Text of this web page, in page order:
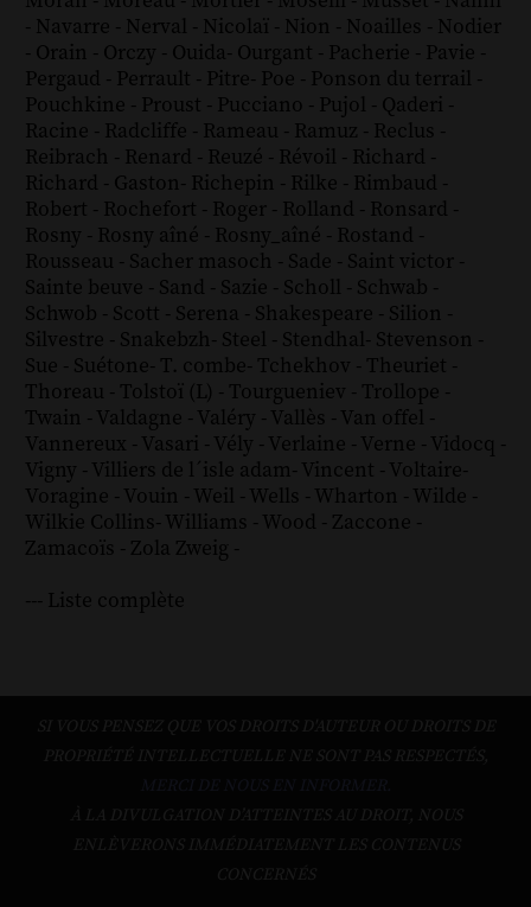
- Navarre - Nerval - Nicolaï - Nion - Noailles - Nodier
- Orain - Orczy - Ouida- Ourgant - Pacherie - Pavie -
Pergaud - Perrault - Pitre- Poe - Ponson du terrail -
Pouchkine - Proust - Pucciano - Pujol - Qaderi -
Racine - Radcliffe - Rameau - Ramuz - Reclus -
Reibrach - Renard - Reuzé - Révoil - Richard -
Richard - Gaston- Richepin - Rilke - Rimbaud -
Robert - Rochefort - Roger - Rolland - Ronsard -
Rosny - Rosny aîné - Rosny_aîné - Rostand -
Rousseau - Sacher masoch - Sade - Saint victor -
Sainte beuve - Sand - Sazie - Scholl - Schwab -
Schwob - Scott - Serena - Shakespeare - Silion -
Silvestre - Snakebzh- Steel - Stendhal- Stevenson -
Sue - Suétone- T. combe- Tchekhov - Theuriet -
Thoreau - Tolstoï (L) - Tourgueniev - Trollope -
Twain - Valdagne - Valéry - Vallès - Van offel -
Vannereux - Vasari - Vély - Verlaine - Verne - Vidocq -
Vigny - Villiers de l´isle adam- Vincent - Voltaire-
Voragine - Vouin - Weil - Wells - Wharton - Wilde -
Wilkie Collins- Williams - Wood - Zaccone -
Zamacoïs - Zola Zweig -
--- Liste complète